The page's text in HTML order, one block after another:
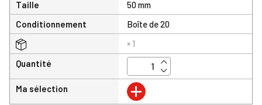
Taille
50 mm
Conditionnement
Boîte de 20
× 1
Quantité
Ma sélection +